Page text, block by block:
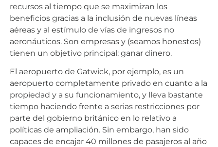
recursos al tiempo que se maximizan los
beneficios gracias a la inclusión de nuevas líneas
aéreas y al estímulo de vías de ingresos no
aeronáuticos. Son empresas y (seamos honestos)
tienen un objetivo principal: ganar dinero.
El aeropuerto de Gatwick, por ejemplo, es un
aeropuerto completamente privado en cuanto a la
propiedad y a su funcionamiento, y lleva bastante
tiempo haciendo frente a serias restricciones por
parte del gobierno británico en lo relativo a
políticas de ampliación. Sin embargo, han sido
capaces de encajar 40 millones de pasajeros al año